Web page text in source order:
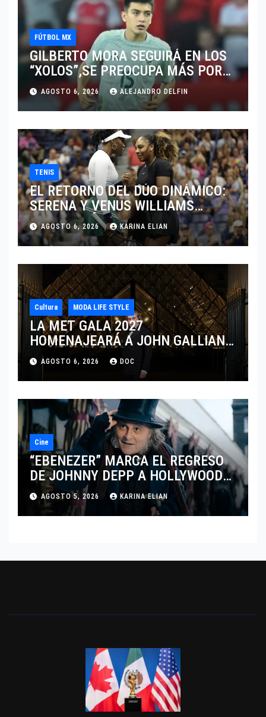
FÚTBOL MX
GILBERTO MORA SEGUIRÁ EN LOS
“XOLOS”,SE PREOCUPA MÁS POR
JUGAR EN SU EQUIPO.
AGOSTO 6, 2026 ALEJANDRO DELFIN
TENIS
EL RETORNO DEL DÚO DINÁMICO:
SERENA Y VENUS WILLIAMS
DISPUTARÁN LOS DOBLES EN
CINCINNATI 2026
AGOSTO 6, 2026 KARINA ELIAN
Cultura MODA LIFE STYLE
LA MET GALA 2027
HOMENAJEARÁ A JOHN GALLIANO
MARCANDO EL REGRESO DEL REY
DEL DRAMATISMO
AGOSTO 6, 2026 DOC
Cine
“EBENEZER” MARCA EL REGRESO
DE JOHNNY DEPP A HOLLYWOOD
TRAS SU PASO POR EL CINE
INDEPENDIENTE EUROPEO
AGOSTO 5, 2026 KARINA ELIAN